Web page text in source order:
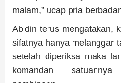
malam,” ucap pria
Abidin terus mengatakan,
sifatnya hanya melanggar
setelah diperiksa maka
komandan